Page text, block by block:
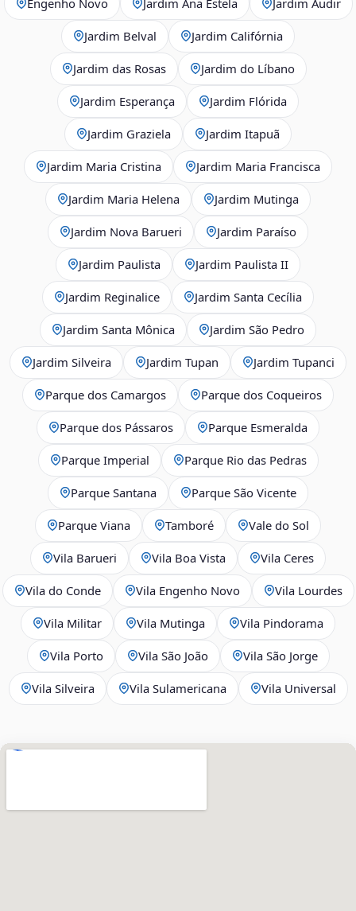
Jardim Belval Jardim Califórnia
Jardim das Rosas Jardim do Líbano
Jardim Esperança Jardim Flórida
Jardim Graziela Jardim Itapuã
Jardim Maria Cristina Jardim Maria Francisca
Jardim Maria Helena Jardim Mutinga
Jardim Nova Barueri Jardim Paraíso
Jardim Paulista Jardim Paulista II
Jardim Reginalice Jardim Santa Cecília
Jardim Santa Mônica Jardim São Pedro
Jardim Silveira Jardim Tupan Jardim Tupanci
Parque dos Camargos Parque dos Coqueiros
Parque dos Pássaros Parque Esmeralda
Parque Imperial Parque Rio das Pedras
Parque Santana Parque São Vicente
Parque Viana Tamboré Vale do Sol
Vila Barueri Vila Boa Vista Vila Ceres
Vila do Conde Vila Engenho Novo Vila Lourdes
Vila Militar Vila Mutinga Vila Pindorama
Vila Porto Vila São João Vila São Jorge
Vila Silveira Vila Sulamericana Vila Universal